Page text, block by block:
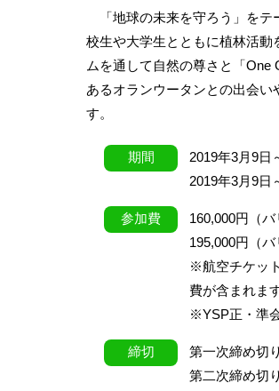
「地球の未来を守ろう」をテ
校生や大学生とともに植林活
ムを通して自然の尊さと「
あるオランウータンとの出会
す。
期間
2019年3月9日
2019年3月9日
参加費
160,000円（バ
195,000円（
※航空チケッ
費が含まれま
※YSP正・準
締切
第一次締め切
第二次締め